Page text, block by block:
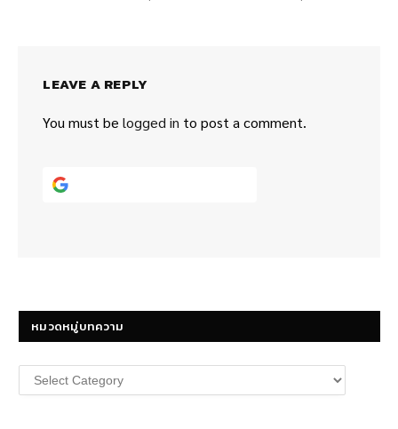
LEAVE A REPLY
You must be logged in to post a comment.
หมวดหมู่บทความ
หมวด
หมู่